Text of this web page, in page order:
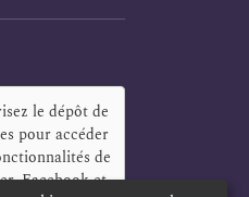
le dépôt de
pour accéder
de
Facebook et